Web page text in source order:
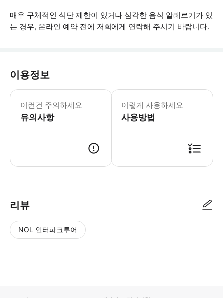
매우 구체적인 식단 제한이 있거나 심각한 음식 알레르기가 있
는 경우, 온라인 예약 전에 저희에게 연락해 주시기 바랍니다.
이용정보
이런건 주의하세요
유의사항
* 소요시간 : 240분 (옵션에 따라 소
이렇게 사용하세요
사용방법
리뷰
NOL 인터파크투어